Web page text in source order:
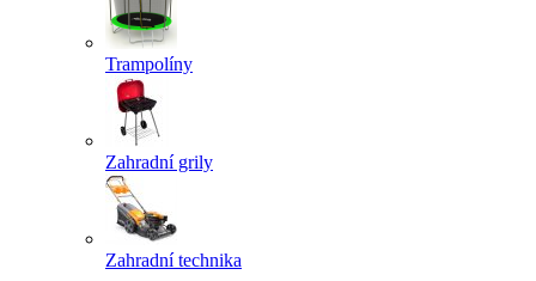
Trampolíny
Zahradní grily
Zahradní technika